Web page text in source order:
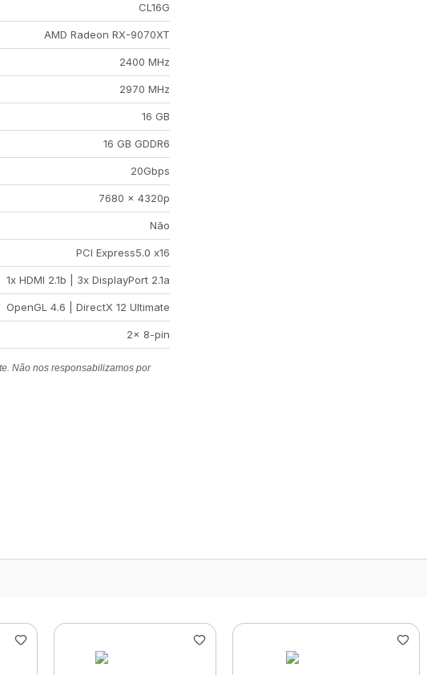
CL16G
AMD Radeon RX-9070XT
2400 MHz
2970 MHz
16 GB
16 GB GDDR6
20Gbps
7680 x 4320p
Não
PCI Express5.0 x16
1x HDMI 2.1b | 3x DisplayPort 2.1a
OpenGL 4.6 | DirectX 12 Ultimate
2x 8-pin
Não nos responsabilizamos por